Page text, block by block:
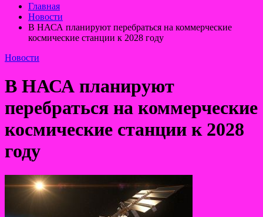
Главная
Новости
В НАСА планируют перебраться на коммерческие
космические станции к 2028 году
Новости
В НАСА планируют
перебраться на коммерческие
космические станции к 2028
году